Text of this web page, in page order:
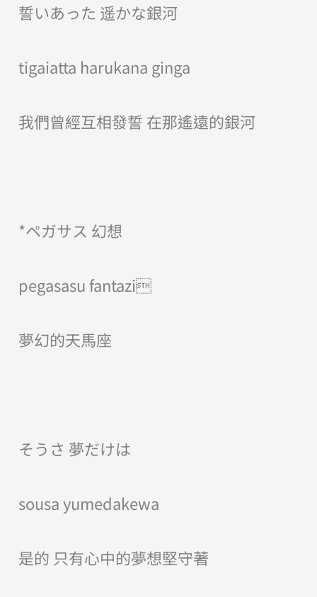
誓いあった 遥かな銀河
tigaiatta harukana ginga
我們曾經互相發誓 在那遙遠的銀河
*ペガサス 幻想
pegasasu fantazi
夢幻的天馬座
そうさ 夢だけは
sousa yumedakewa
是的 只有心中的夢想堅守著